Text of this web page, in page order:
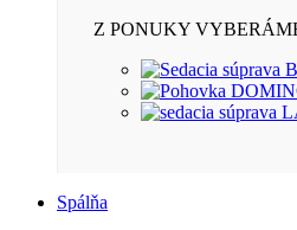
Z PONUKY
Spálňa